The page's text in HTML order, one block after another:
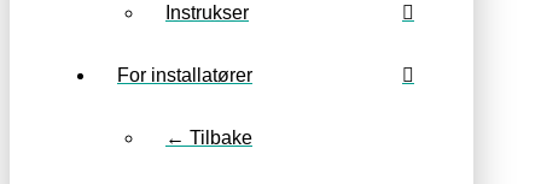
Instrukser
For installatører
← Tilbake